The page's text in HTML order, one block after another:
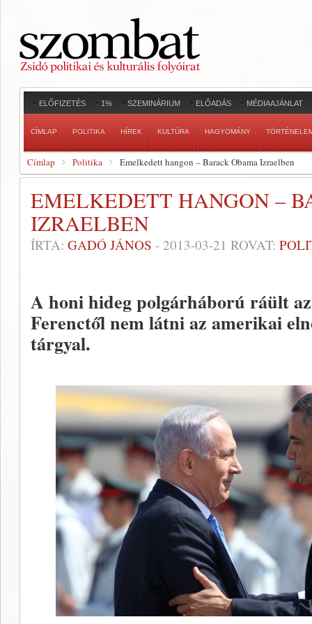
ELŐFIZETÉS 1% SZEMINÁRIUM ELŐADÁS MÉDIAAJÁNLAT
CÍMLAP POLITIKA HÍREK KULTÚRA HAGYOMÁNY
Címlap Politika Emelkedett hangon – Barack Obama Izraelben
EMELKEDETT HANGON –
IZRAELBEN
ÍRTA: GADÓ JÁNOS - 2013-03-21 ROVAT:
A honi hideg polgárháború ráült
Ferenctől nem látni az amerikai
tárgyal.